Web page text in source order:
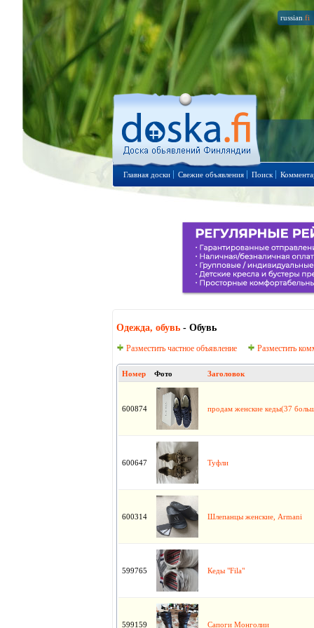
russian .fi
Главная доски Свежие объявления Поиск
Одежда, oбувь- Обувь
Разместить частное объявление Разместить
Номер Фото Заголовок
600874 продам женские кеды(37
600647 Туфли
600314 Шлепанцы женские, Armani
599765 Кеды "Fila"
599159 Сапоги Монголии